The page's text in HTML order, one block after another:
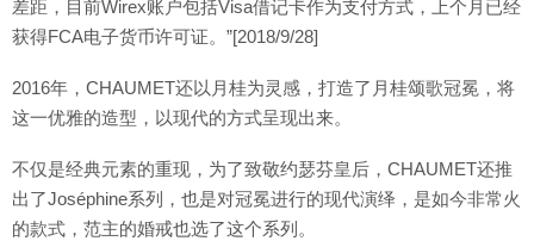
差距，目前Wirex账户包括Visa借记卡作为支付方式，上个月已经
获得FCA电子货币许可证。”[2018/9/28]
2016年，CHAUMET还以月桂为灵感，打造了月桂颂歌冠冕，将
这一优雅的造型，以现代的方式呈现出来。
不仅是经典元素的重现，为了致敬约瑟芬皇后，CHAUMET还推
出了Joséphine系列，也是对冠冕进行的现代演绎，是如今非常火
的款式，范主的婚戒也选了这个系列。